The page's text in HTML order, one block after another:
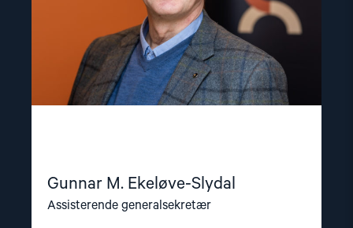
Gunnar M. Ekeløve-Slydal
Assisterende generalsekretær